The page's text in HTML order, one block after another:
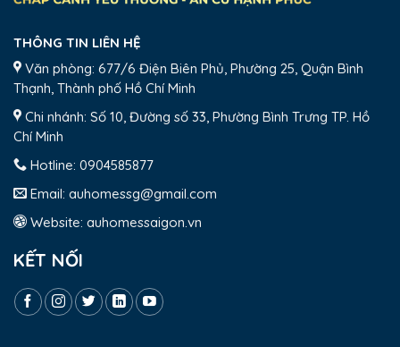
THÔNG TIN LIÊN HỆ
Văn phòng: 677/6 Điện Biên Phủ, Phường 25, Quận Bình
Thạnh, Thành phố Hồ Chí Minh
Chi nhánh: Số 10, Đường số 33, Phường Bình Trưng TP. Hồ
Chí Minh
Hotline: 0904585877
Email: auhomessg@gmail.com
Website: auhomessaigon.vn
KẾT NỐI